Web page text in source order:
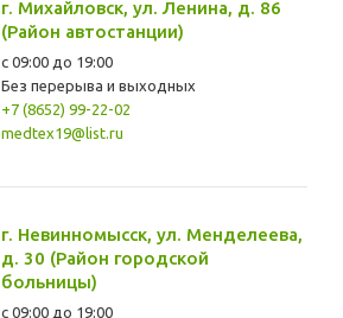
г. Михайловск, ул. Ленина, д. 86
(Район автостанции)
с 09:00 до 19:00
Без перерыва и выходных
+7 (8652) 99-22-02
medtex19@list.ru
г. Невинномысск, ул. Менделеева,
д. 30 (Район городской
больницы)
с 09:00 до 19:00